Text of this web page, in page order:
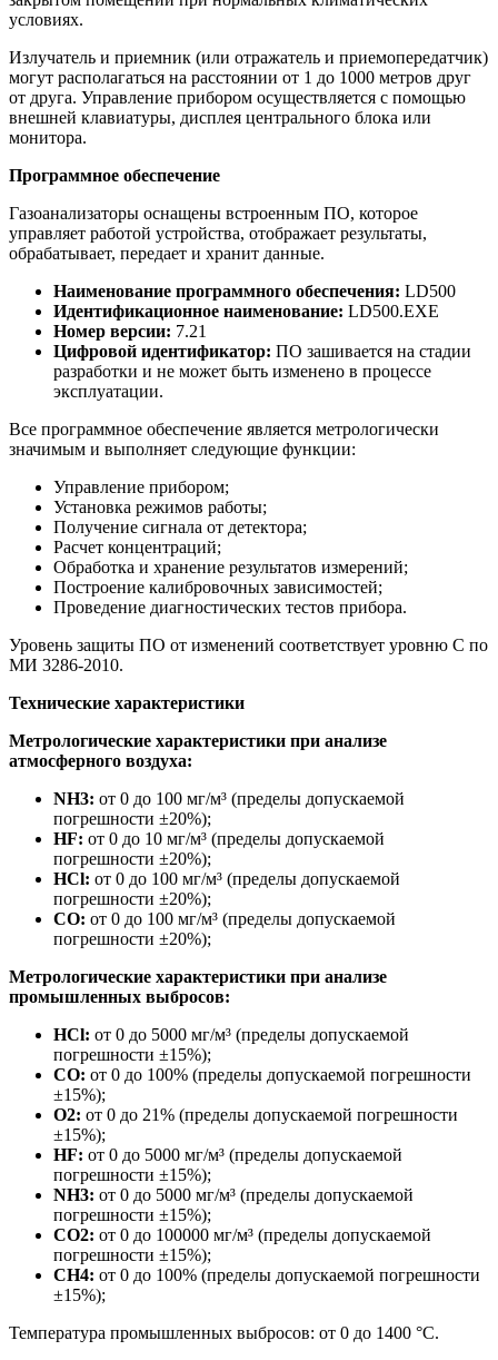
условиях.
Излучатель и приемник (или отражатель и приемопередатчик)
могут располагаться на расстоянии от 1 до 1000 метров друг
от друга. Управление прибором осуществляется с помощью
внешней клавиатуры, дисплея центрального блока или
монитора.
Программное обеспечение
Газоанализаторы оснащены встроенным ПО, которое
управляет работой устройства, отображает результаты,
обрабатывает, передает и хранит данные.
Наименование программного обеспечения: LD500
Идентификационное наименование: LD500.EXE
Номер версии: 7.21
Цифровой идентификатор: ПО зашивается на стадии
разработки и не может быть изменено в процессе
эксплуатации.
Все программное обеспечение является метрологически
значимым и выполняет следующие функции:
Управление прибором;
Установка режимов работы;
Получение сигнала от детектора;
Расчет концентраций;
Обработка и хранение результатов измерений;
Построение калибровочных зависимостей;
Проведение диагностических тестов прибора.
Уровень защиты ПО от изменений соответствует уровню С по
МИ 3286-2010.
Технические характеристики
Метрологические характеристики при анализе
атмосферного воздуха:
NH3: от 0 до 100 мг/м³ (пределы допускаемой
погрешности ±20%);
HF: от 0 до 10 мг/м³ (пределы допускаемой
погрешности ±20%);
HCl: от 0 до 100 мг/м³ (пределы допускаемой
погрешности ±20%);
CO: от 0 до 100 мг/м³ (пределы допускаемой
погрешности ±20%);
Метрологические характеристики при анализе
промышленных выбросов:
HCl: от 0 до 5000 мг/м³ (пределы допускаемой
погрешности ±15%);
CO: от 0 до 100% (пределы допускаемой погрешности
±15%);
O2: от 0 до 21% (пределы допускаемой погрешности
±15%);
HF: от 0 до 5000 мг/м³ (пределы допускаемой
погрешности ±15%);
NH3: от 0 до 5000 мг/м³ (пределы допускаемой
погрешности ±15%);
CO2: от 0 до 100000 мг/м³ (пределы допускаемой
погрешности ±15%);
СН4: от 0 до 100% (пределы допускаемой погрешности
±15%);
Температура промышленных выбросов: от 0 до 1400 °C.